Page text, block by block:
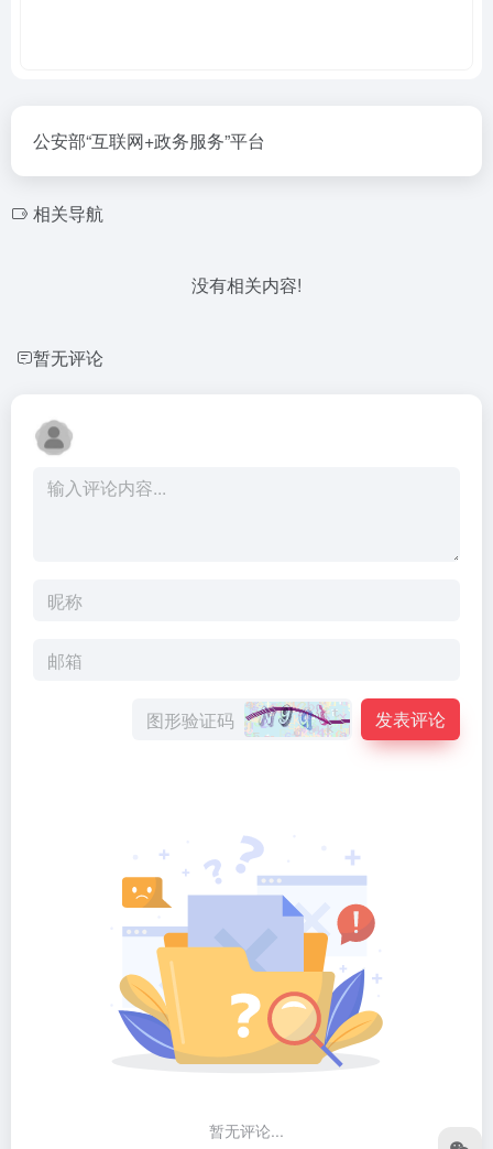
公安部“互联网+政务服务”平台
相关导航
没有相关内容!
暂无评论
发表评论
暂无评论...